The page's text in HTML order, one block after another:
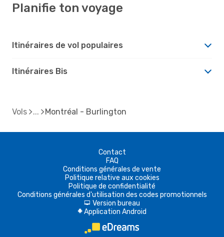
Planifie ton voyage
Itinéraires de vol populaires
Itinéraires Bis
Vols Montréal - Burlington
Contact
FAQ
Conditions générales de vente
Politique relative aux cookies
Politique de confidentialité
Conditions générales d'utilisation des codes promotionnels
d Version bureau
A Application Android